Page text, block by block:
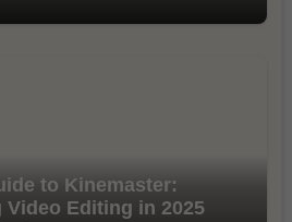
to Kinemaster:
Editing in 2025